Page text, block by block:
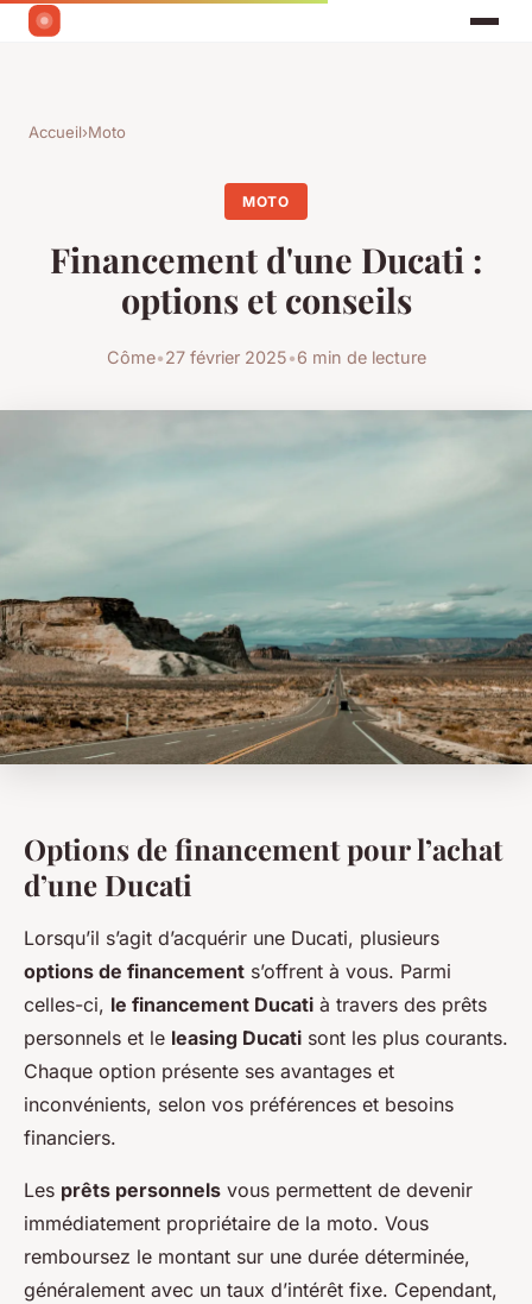
Accueil›Moto
MOTO
Financement d'une Ducati :
options et conseils
Côme•27 février 2025•6 min de lecture
Options de financement pour l’achat
d’une Ducati
Lorsqu’il s’agit d’acquérir une Ducati, plusieurs
options de financement s’offrent à vous. Parmi
celles-ci, le financement Ducati à travers des prêts
personnels et le leasing Ducati sont les plus courants.
Chaque option présente ses avantages et
inconvénients, selon vos préférences et besoins
financiers.
Les prêts personnels vous permettent de devenir
immédiatement propriétaire de la moto. Vous
remboursez le montant sur une durée déterminée,
généralement avec un taux d’intérêt fixe. Cependant,